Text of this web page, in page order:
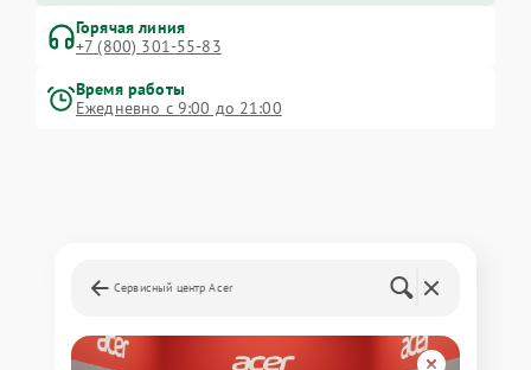
Горячая линия
+7 (800) 301-55-83
Время работы
Ежедневно с 9:00 до 21:00
Сервисный центр Acer